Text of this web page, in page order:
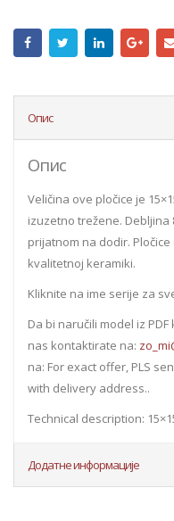
Опис
Опис
Veličina ove pločice je
izuzetno trežene. Debljina
prijatnom na dodir.
kvalitetnoj keramiki.
Kliknite na ime serije za
Da bi naručili model iz
nas kontaktirate na:
na: For exact offer, PLS
with delivery address..
Technical description:
Додатне информације